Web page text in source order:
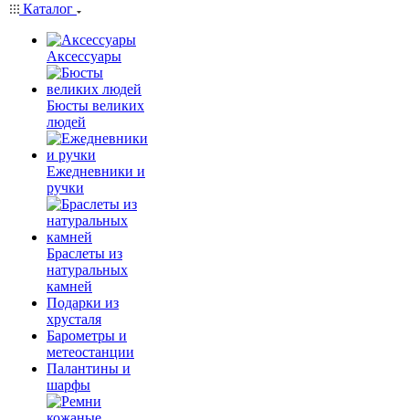
Каталог
Аксессуары
Бюсты великих
людей
Ежедневники и
ручки
Браслеты из
натуральных
камней
Подарки из
хрусталя
Барометры и
метеостанции
Палантины и
шарфы